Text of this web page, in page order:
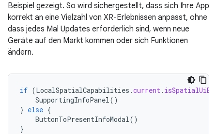
Beispiel gezeigt. So wird sichergestellt, dass sich Ihre App
korrekt an eine Vielzahl von XR-Erlebnissen anpasst, ohne
dass jedes Mal Updates erforderlich sind, wenn neue
Geräte auf den Markt kommen oder sich Funktionen
ändern.
if (LocalSpatialCapabilities .current.
SupportingInfoPanel()
} else {
ButtonToPresentInfoModal()
}